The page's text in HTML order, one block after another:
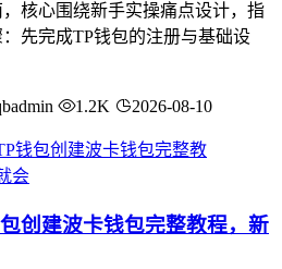
核心围绕新手实操痛点设计，指
先完成TP钱包的注册与基础设
1.2K 2026-08-10
创建波卡钱包完整教程，新